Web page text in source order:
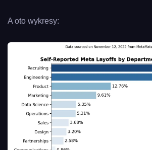
A oto wykresy: